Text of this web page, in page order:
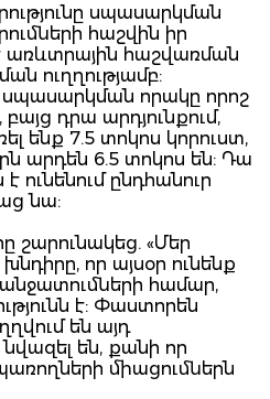
սպասարկման
հաշվին իր
է առևտրային հաշվառման
ուղղությամբ:
սպասարկման որակը որոշ
դրա արդյունքում,
ենք 7.5 տոկոս կորուստ,
արդեն 6.5 տոկոս են: Դա
ունենում ընդհանուր
նա:
«Մեր
որ այսօր ունենք
համար,
է: Փաստորեն
են այդ
նվազել են, քանի որ
միացումներն